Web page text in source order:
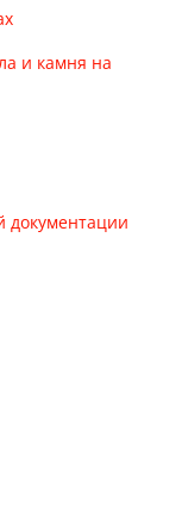
и камня на
документации